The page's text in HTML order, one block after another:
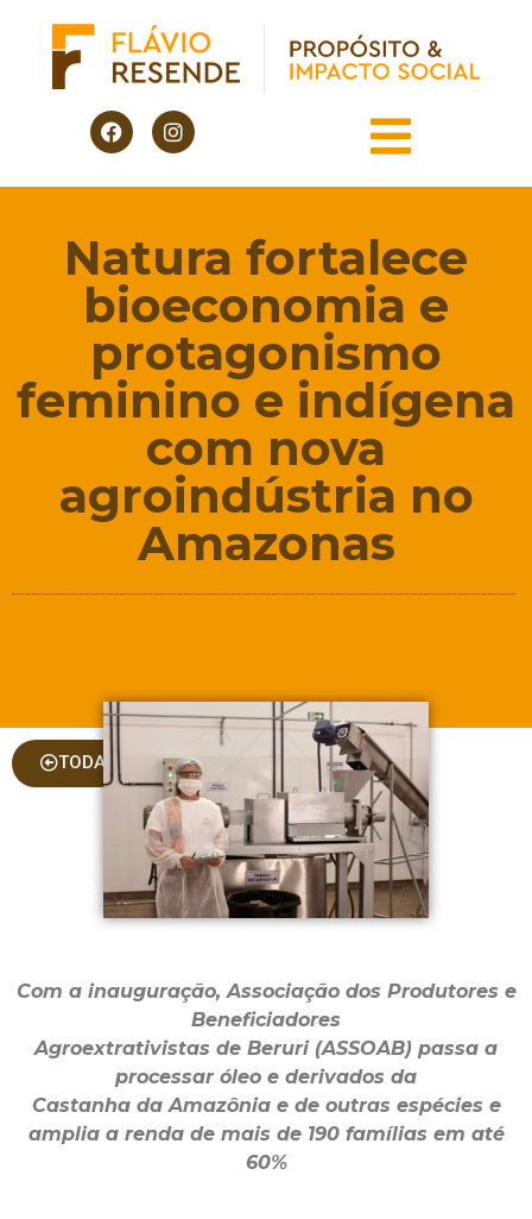
Natura fortalece
bioeconomia e
protagonismo
feminino e indígena
com nova
agroindústria no
Amazonas
TODAS AS COLUNAS
Com a inauguração, Associação dos Produtores e
Beneficiadores
Agroextrativistas de Beruri (ASSOAB) passa a
processar óleo e derivados da
Castanha da Amazônia e de outras espécies e
amplia a renda de mais de 190 famílias em até
60%